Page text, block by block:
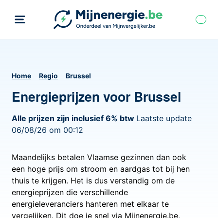
Home Regio Brussel
Energieprijzen voor Brussel
Alle prijzen zijn inclusief 6% btw Laatste update
06/08/26 om 00:12
Maandelijks betalen Vlaamse gezinnen dan ook
een hoge prijs om stroom en aardgas tot bij hen
thuis te krijgen. Het is dus verstandig om de
energieprijzen die verschillende
energieleveranciers hanteren met elkaar te
vergelijken. Dit doe je snel via Mijnenergie.be,